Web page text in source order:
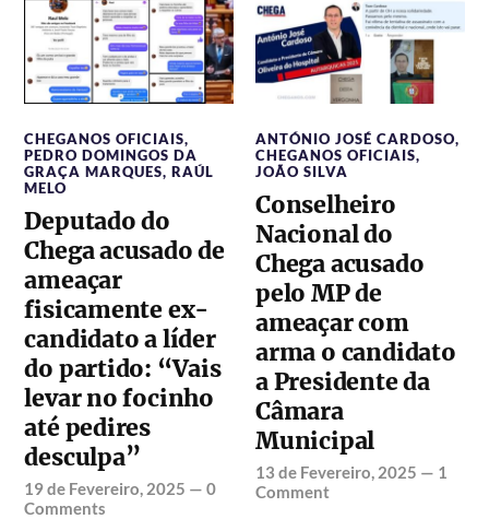
CHEGANOS OFICIAIS,
PEDRO DOMINGOS DA
GRAÇA MARQUES,RAÚL
MELO
Deputado do
Chega acusado de
ameaçar
fisicamente ex-
candidato a líder
do partido: “Vais
levar no focinho
até pedires
desculpa”
19 de Fevereiro, 2025 —0
Comments
ANTÓNIO JOSÉ CARDOSO,
CHEGANOS OFICIAIS,
JOÃO SILVA
Conselheiro
Nacional do
Chega acusado
pelo MP de
ameaçar com
arma o candidato
a Presidente da
Câmara
Municipal
13 de Fevereiro, 2025 — 1
Comment